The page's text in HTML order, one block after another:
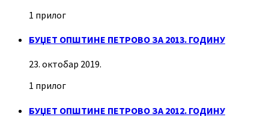
1 прилог
БУЏЕТ ОПШТИНЕ ПЕТРОВО ЗА 2013. ГОДИНУ
23. октобар 2019.
1 прилог
БУЏЕТ ОПШТИНЕ ПЕТРОВО ЗА 2012. ГОДИНУ